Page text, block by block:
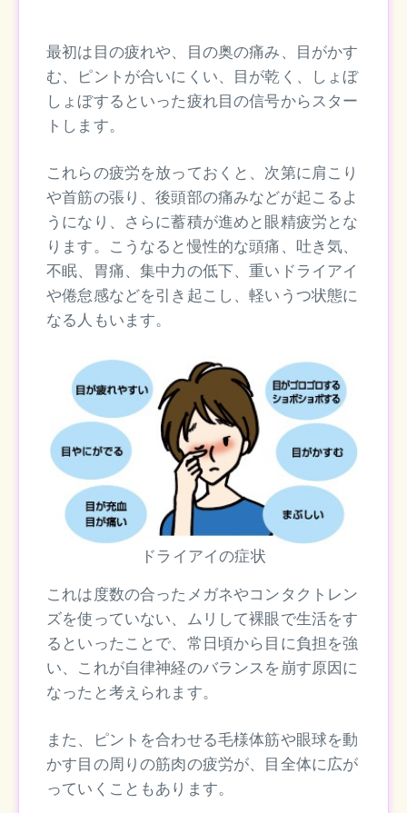
最初は目の疲れや、目の奥の痛み、目がかす
む、ピントが合いにくい、目が乾く、しょぼ
しょぼするといった疲れ目の信号からスター
トします。
これらの疲労を放っておくと、次第に肩こり
や首筋の張り、後頭部の痛みなどが起こるよ
うになり、さらに蓄積が進めと眼精疲労とな
ります。こうなると慢性的な頭痛、吐き気、
不眠、胃痛、集中力の低下、重いドライアイ
や倦怠感などを引き起こし、軽いうつ状態に
なる人もいます。
ドライアイの症状
これは度数の合ったメガネやコンタクトレン
ズを使っていない、ムリして裸眼で生活をす
るといったことで、常日頃から目に負担を強
い、これが自律神経のバランスを崩す原因に
なったと考えられます。
また、ピントを合わせる毛様体筋や眼球を動
かす目の周りの筋肉の疲労が、目全体に広が
っていくこともあります。